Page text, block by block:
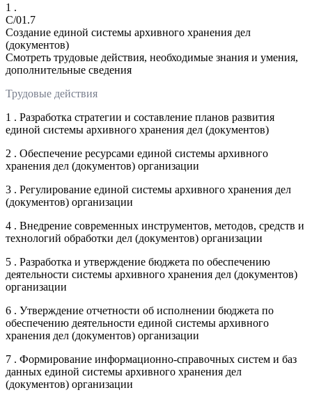
1 .
C/01.7
Создание единой системы архивного хранения дел
(документов)
Смотреть трудовые действия, необходимые знания и умения,
дополнительные сведения
Трудовые действия
1 . Разработка стратегии и составление планов развития
единой системы архивного хранения дел (документов)
2 . Обеспечение ресурсами единой системы архивного
хранения дел (документов) организации
3 . Регулирование единой системы архивного хранения дел
(документов) организации
4 . Внедрение современных инструментов, методов, средств и
технологий обработки дел (документов) организации
5 . Разработка и утверждение бюджета по обеспечению
деятельности системы архивного хранения дел (документов)
организации
6 . Утверждение отчетности об исполнении бюджета по
обеспечению деятельности единой системы архивного
хранения дел (документов) организации
7 . Формирование информационно-справочных систем и баз
данных единой системы архивного хранения дел
(документов) организации